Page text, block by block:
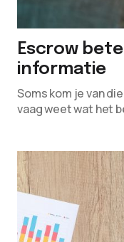
Escrow
informatie
Soms kom je van
vaag weet wat het